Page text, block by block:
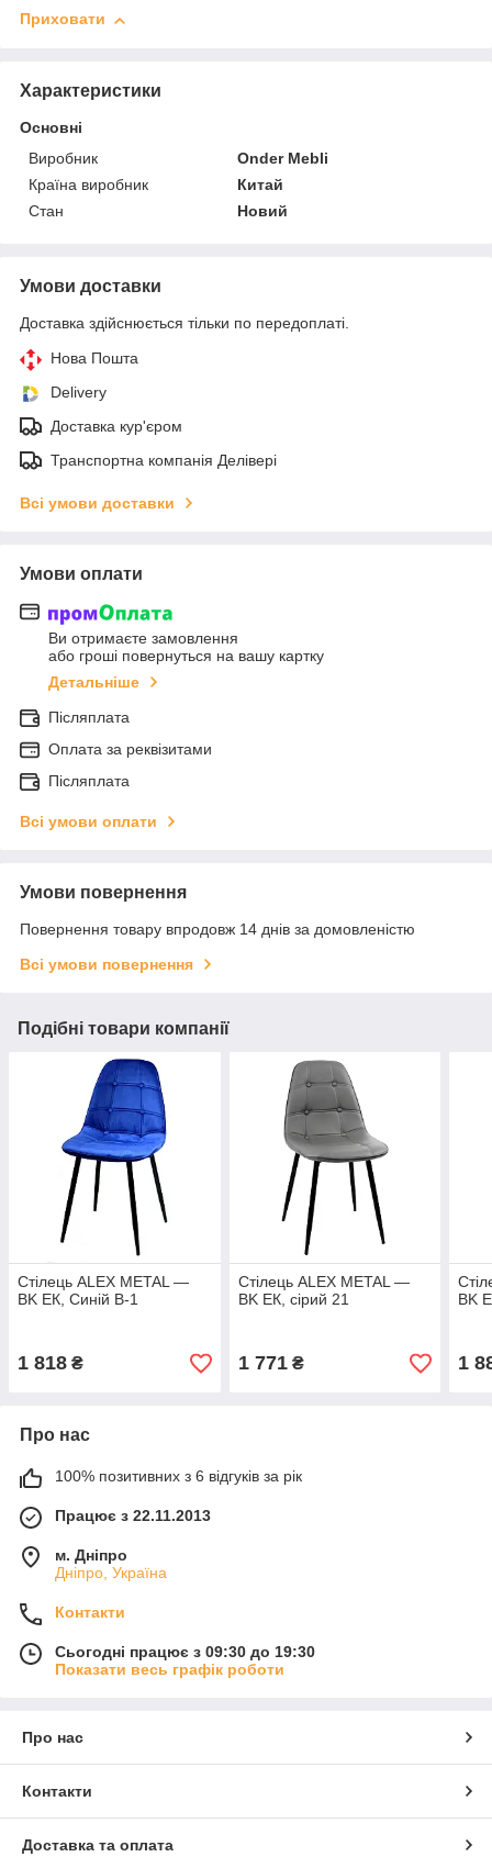
Приховати
Характеристики
Основні
Виробник
Onder Mebli
Країна виробник
Китай
Стан
Новий
Умови доставки
Доставка здійснюється тільки по передоплаті.
Нова Пошта
Delivery
Доставка кур'єром
Транспортна компанія Делівері
Всі умови доставки
Умови оплати
Ви отримаєте замовлення
або гроші повернуться на вашу картку
Детальніше
Післяплата
Оплата за реквізитами
Післяплата
Всі умови оплати
Умови повернення
Повернення товару впродовж 14 днів за домовленістю
Всі умови повернення
Подібні товари компанії
Стілець ALEX METAL —
BK ЕК, Синій В-1
1 818 ₴
Стілець ALEX METAL —
BK ЕК, сірий 21
1 771₴
BK
1
Про нас
100% позитивних з 6 відгуків за рік
Працює з 22.11.2013
м. Дніпро
Дніпро, Україна
Контакти
Сьогодні працює з 09:30 до 19:30
Показати весь графік роботи
Про нас
Контакти
Доставка та оплата